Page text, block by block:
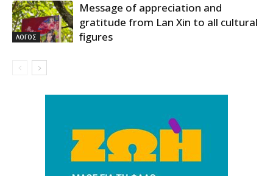
ΛΟΓΟΣ
Message of appreciation and
gratitude from Lan Xin to all cultural
figures